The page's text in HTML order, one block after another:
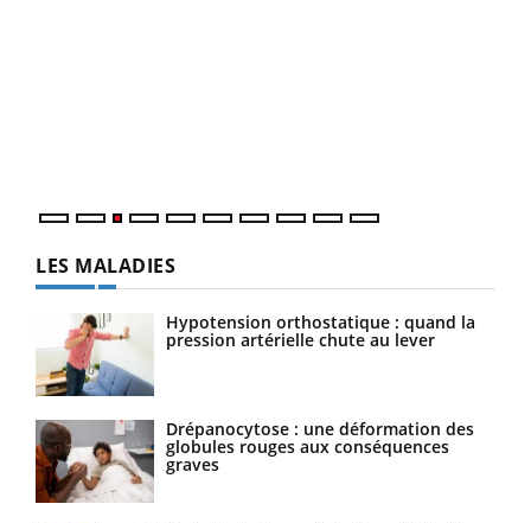
LES MALADIES
Hypotension orthostatique : quand la
pression artérielle chute au lever
Drépanocytose : une déformation des
globules rouges aux conséquences
graves